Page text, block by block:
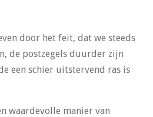
door het feit, dat we steeds
de postzegels duurder zijn
een schier uitstervend ras is
waardevolle manier van